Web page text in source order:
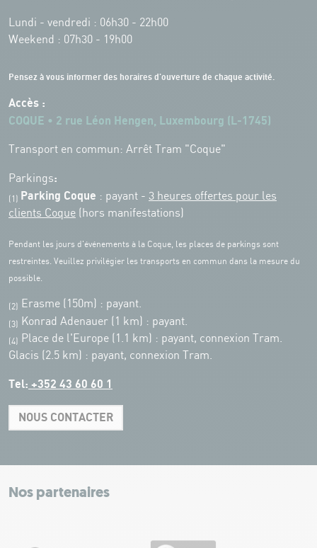
Lundi - vendredi : 06h30 - 22h00
Weekend : 07h30 - 19h00
Pensez à vous informer des horaires d'ouverture de chaque activité.
Accès :
COQUE • 2 rue Léon Hengen, Luxembourg (L-1745)
Transport en commun: Arrêt Tram "Coque"
Parkings:
(1) Parking Coque : payant - 3 heures offertes pour les
clients Coque (hors manifestations)
Pendant les jours d'événements à la Coque, les places de parkings sont
restreintes. Veuillez privilégier les transports en commun dans la mesure du
possible.
(2) Erasme (150m) : payant.
(3) Konrad Adenauer (1 km) : payant.
(4)
Place de l'Europe (1.1 km) : payant, connexion Tram.
Glacis (2.5 km) : payant, connexion Tram.
Tel: +352 43 60 60 1
NOUS CONTACTER
+
−
Leaflet|Map tiles by Carto, under CC BY 3.0. Data by OpenStreetMap, under
Nos partenaires